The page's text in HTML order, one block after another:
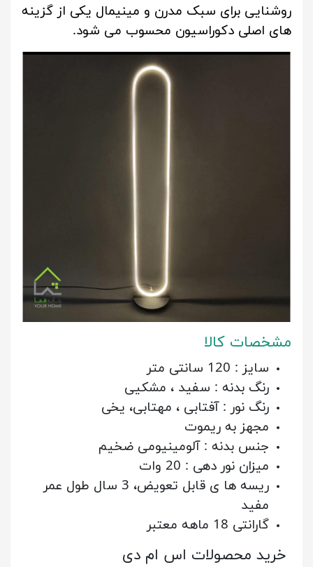
روشنایی برای سبک مدرن و مینیمال یکی از گزینه
های اصلی دکوراسیون محسوب می شود.
مشخصات کالا
سایز : 120 سانتی متر
رنگ بدنه : سفید ، مشکیی
رنگ نور : آفتابی ، مهتابی، یخی
مجهز به ریموت
جنس بدنه : آلومینیومی ضخیم
میزان نور دهی : 20 وات
ریسه ها ی قابل تعویض، 3 سال طول عمر
مفید
گارانتی 18 ماهه معتبر
خرید محصولات اس ام دی